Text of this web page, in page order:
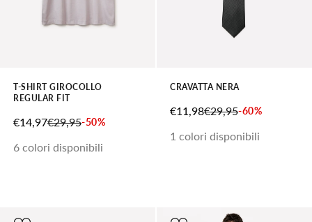
T-SHIRT GIROCOLLO
REGULAR FIT
PREZZO SCONTATO
€14,97PREZZO
€29,95-50%
6 colori disponibili
CRAVATTA NERA
PREZZO SCONTATO
€11,98PREZZO
€29,95-60%
1 colori disponibili